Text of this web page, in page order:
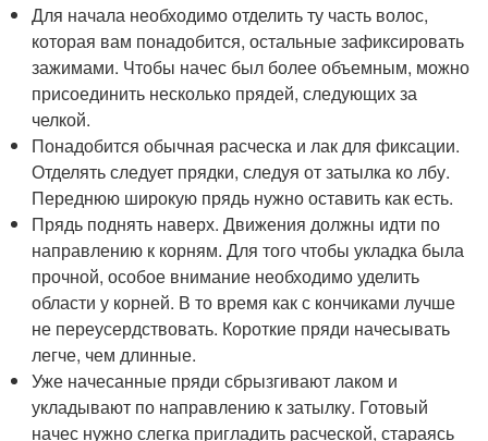
Для начала необходимо отделить ту часть волос,
которая вам понадобится, остальные зафиксировать
зажимами. Чтобы начес был более объемным, можно
присоединить несколько прядей, следующих за
челкой.
Понадобится обычная расческа и лак для фиксации.
Отделять следует прядки, следуя от затылка ко лбу.
Переднюю широкую прядь нужно оставить как есть.
Прядь поднять наверх. Движения должны идти по
направлению к корням. Для того чтобы укладка была
прочной, особое внимание необходимо уделить
области у корней. В то время как с кончиками лучше
не переусердствовать. Короткие пряди начесывать
легче, чем длинные.
Уже начесанные пряди сбрызгивают лаком и
укладывают по направлению к затылку. Готовый
начес нужно слегка пригладить расческой, стараясь